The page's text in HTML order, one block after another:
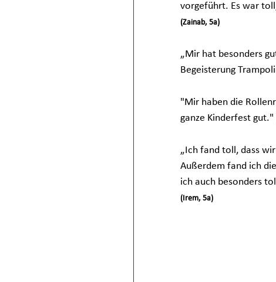
vorgeführt. Es war
(Zainab, 5a)
„Mir hat besonders
Begeisterung
"Mir haben die
ganze Kinderfest gut."
„Ich fand toll, dass
Außerdem fand ich
ich auch besonders
(Irem, 5a)